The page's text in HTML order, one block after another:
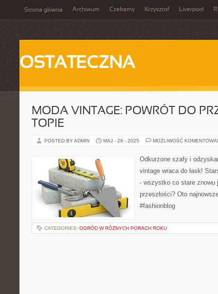
Strona główna Archiwum Czekamy Krzysztof Liverpool
OSTATECZNA
MODA VINTAGE: POWRÓT DO
TOPIE
POSTED BY ADMIN MAJ - 29 - 2025 MOŻLIWOŚĆ
Odkurzone szafy i
vintage wraca do łask!
- wszystko co stare znowu
przeszłości? Oto
#fashionblog
CATEGORIES: OGRÓD W RÓŻNYCH PORACH ROKU